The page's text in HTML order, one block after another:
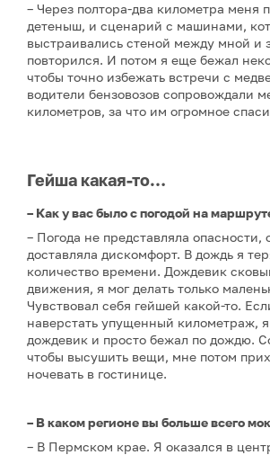
– Через полтора-два километра меня
детеныш, и сценарий с машинами,
выстраивались стеной между мной и
повторился. И потом я еще бежал
чтобы точно избежать встречи с
водители бензовозов сопровождали
километров, за что им огромное
Гейша какая-то…
– Как у вас было с погодой на
– Погода не представляла опасности,
доставляла дискомфорт. В дождь я
количество времени. Дождевик
движения, я мог делать только
Чувствовал себя гейшей какой-то.
наверстать упущенный километраж,
дождевик и просто бежал по дождю.
чтобы высушить вещи, мне потом
ночевать в гостинице.
– В каком регионе вы больше всего
– В Пермском крае. Я оказался в